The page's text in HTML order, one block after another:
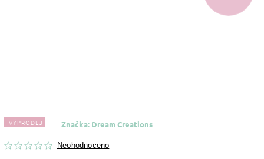
VÝPRODEJ
Neohodnoceno
Značka: Dream Creations